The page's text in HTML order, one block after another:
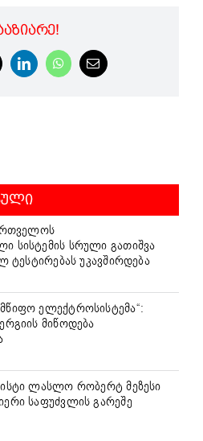
LinkedInWhatsApp
Email
სისტემის სრული გათიშვა
ტესტირებას უკავშირდება
ელექტროსისტემა“:
მიწოდება
ლასლო რობერტ მეზესი
საფუძვლის გარეშე